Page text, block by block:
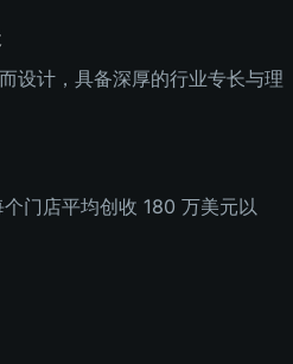
设计，具备深厚的行业专长与理
门店平均创收 180 万美元以